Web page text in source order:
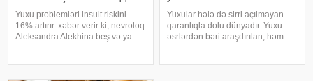
Yuxu problemləri insult riskini
16% artırır. xəbər verir ki, nevroloq
Aleksandra Alekhina beş və ya
Yuxular hələ də sirri açılmayan
qaranlıqla dolu dünyadır. Yuxu
əsrlərdən bəri araşdırılan, həm